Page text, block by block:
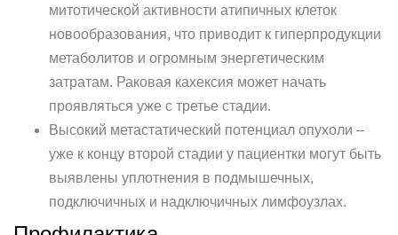
митотической активности атипичных клеток
новообразования, что приводит к гиперпродукции
метаболитов и огромным энергетическим
затратам. Раковая кахексия может начать
проявляться уже с третье стадии.
Высокий метастатический потенциал опухоли –
уже к концу второй стадии у пациентки могут быть
выявлены уплотнения в подмышечных,
подключичных и надключичных лимфоузлах.